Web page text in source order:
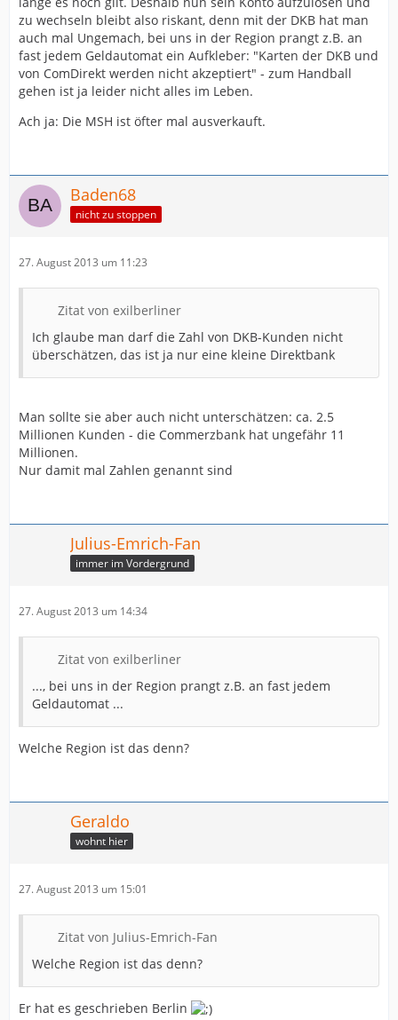
zu wechseln bleibt also riskant, denn mit der DKB hat man
auch mal Ungemach, bei uns in der Region prangt z.B. an
fast jedem Geldautomat ein Aufkleber: "Karten der DKB und
von ComDirekt werden nicht akzeptiert" - zum Handball
gehen ist ja leider nicht alles im Leben.
Ach ja: Die MSH ist öfter mal ausverkauft.
Baden68
nicht zu stoppen
27. August 2013 um 11:23
Zitat von exilberliner
Ich glaube man darf die Zahl von DKB-Kunden nicht
überschätzen, das ist ja nur eine kleine Direktbank
Man sollte sie aber auch nicht unterschätzen: ca. 2.5
Millionen Kunden - die Commerzbank hat ungefähr 11
Millionen.
Nur damit mal Zahlen genannt sind
Julius-Emrich-Fan
immer im Vordergrund
27. August 2013 um 14:34
Zitat von exilberliner
..., bei uns in der Region prangt z.B. an fast jedem
Geldautomat ...
Welche Region ist das denn?
Geraldo
wohnt hier
27. August 2013 um 15:01
Zitat von Julius-Emrich-Fan
Welche Region ist das denn?
Er hat es geschrieben Berlin